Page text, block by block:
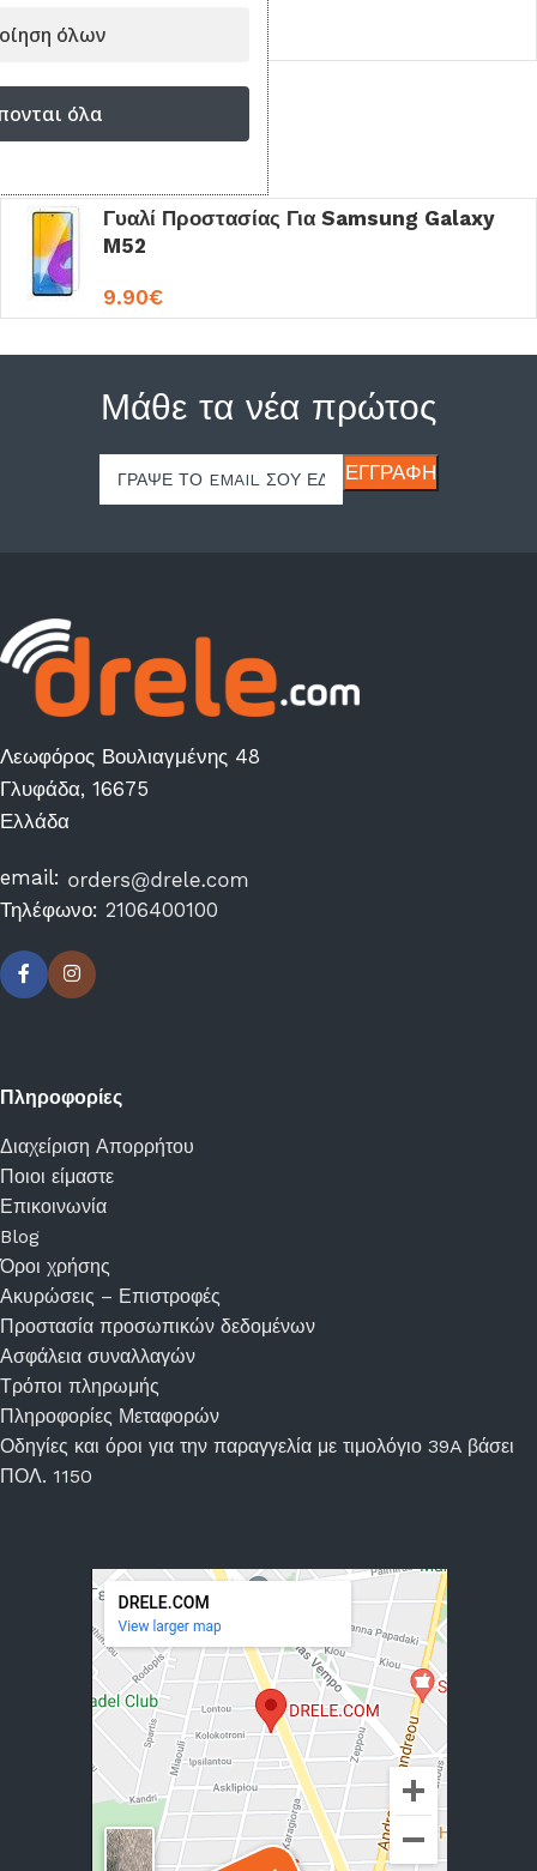
Γυαλί Προστασίας Για Samsung Galaxy
M52
9.90€
Μάθε τα νέα πρώτος
Λεωφόρος Βουλιαγμένης 48
Γλυφάδα, 16675
Ελλάδα
email:
Τηλέφωνο: 2106400100
Πληροφορίες
Διαχείριση Απορρήτου
Ποιοι είμαστε
Επικοινωνία
Blog
Όροι χρήσης
Ακυρώσεις – Επιστροφές
Προστασία προσωπικών δεδομένων
Ασφάλεια συναλλαγών
Τρόποι πληρωμής
Πληροφορίες Μεταφορών
Οδηγίες και όροι για την παραγγελία με τιμολόγιο 39A βάσει
ΠΟΛ. 1150
όλων
όλα